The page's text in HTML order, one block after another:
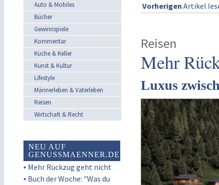
Auto & Mobiles
Bücher
Gewinnspiele
Kommentar
Küche & Keller
Kunst & Kultur
Lifestyle
Männerleben & Vaterleben
Reisen
Wirtschaft & Recht
NEU AUF
GENUSSMAENNER.DE
▪ Mehr Rückzug geht nicht
▪ Buch der Woche: "Was du
Vorherigen Artikel
Reisen
Mehr
Luxus